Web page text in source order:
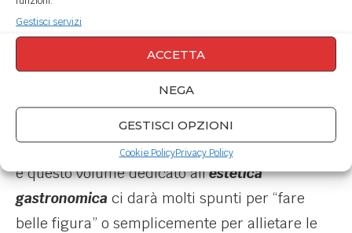
Gestisci servizi
ACCETTA
NEGA
GESTISCI OPZIONI
Cookie PolicyPrivacy Policy
all’impiattamento del cibo
occupata delle ricette, degli impiattamenti
(naturalmente!), delle foto e di tutti i testi.
Insomma, un gran lavoro che spero davvero le
porti tanta fortuna e soddisfazione.
Si sa, a tavolaanche l’occhio vuole la sua parte
e questo volume dedicato all’estetica
gastronomica ci darà molti spunti per “fare
belle figura” o semplicemente per allietare le